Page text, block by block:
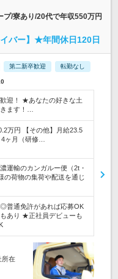
/寮あり/20代で年収550万円
バー】★年間休日120日
第二新卒歓迎 転勤なし
迎！ ★あなたの好きな土
ます！…
万円 【その他】月給23.5
ヶ月（研修…
運輸のカンガルー便（2t・
の荷物の集荷や配送を通じ
◎普通免許があれば応募OK
あり ★正社員デビューも
所在